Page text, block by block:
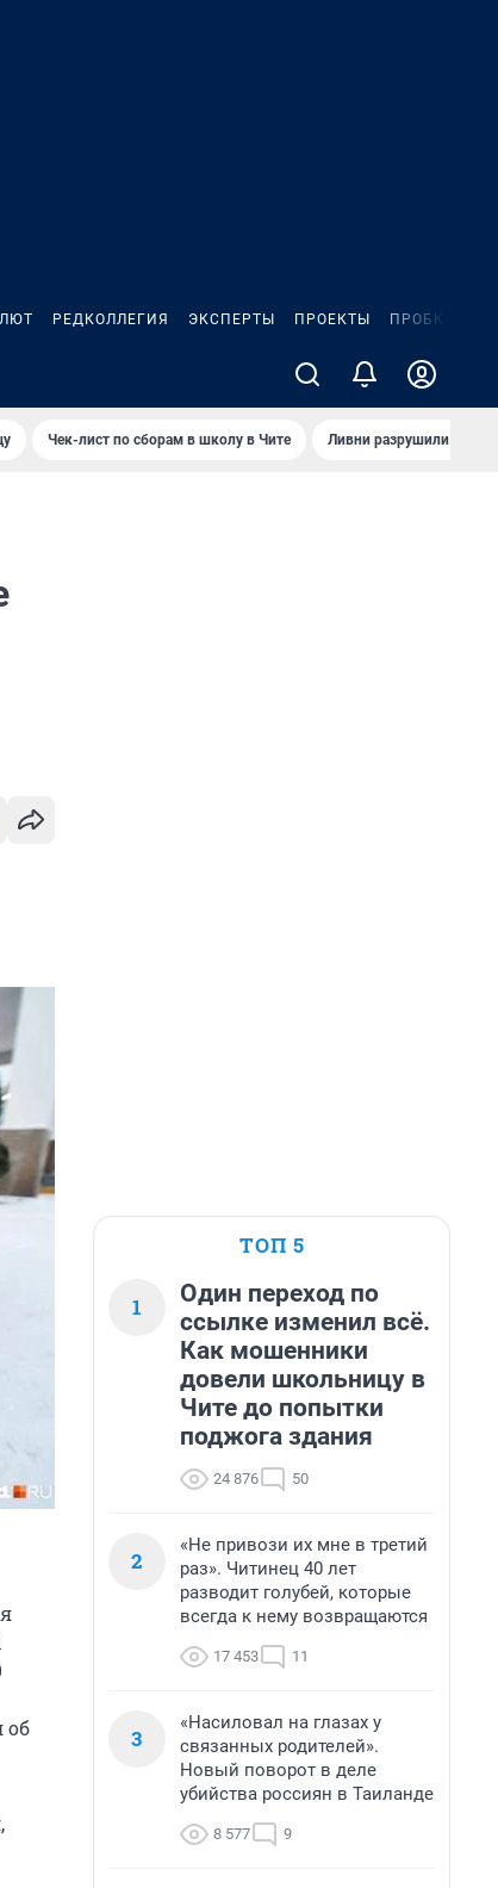
РЕДКОЛЛЕГИЯ ЭКСПЕРТЫ ПРОЕКТЫ ПРОБКИ
Чек-лист по сборам в школу в Чите Ливни разрушили
об
ТОП 5
1
Один переход по
ссылке изменил всё.
Как мошенники
довели школьницу в
Чите до попытки
поджога здания
24 876 50
2
«Не привози их мне в третий
раз». Читинец 40 лет
разводит голубей, которые
всегда к нему возвращаются
17 453 11
3
«Насиловал на глазах у
связанных родителей».
Новый поворот в деле
убийства россиян в Таиланде
8 577 9